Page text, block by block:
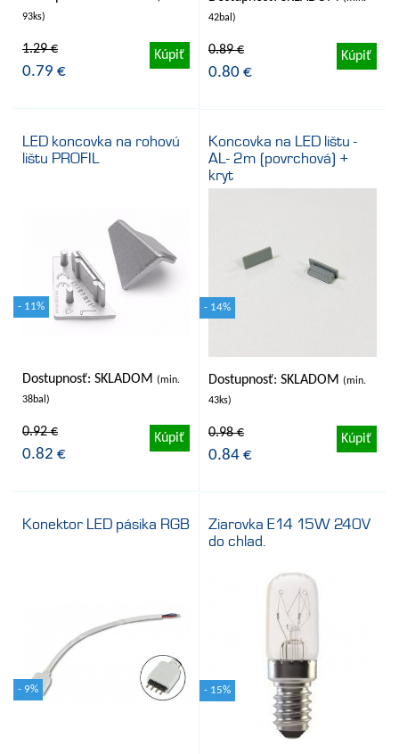
93ks)
1.29 €
0.79 €
Kúpiť
42bal)
0.89 €
0.80 €
Kúpiť
LED koncovka na rohovú
lištu PROFIL
- 11%
Dostupnosť: SKLADOM (min.
38bal)
0.92 €
0.82 €
Kúpiť
Koncovka na LED lištu -
AL- 2m (povrchová) +
kryt
- 14%
Dostupnosť: SKLADOM (min.
43ks)
0.98 €
0.84 €
Kúpiť
Konektor LED pásika RGB
- 9%
Ziarovka E14 15W 240V
do chlad.
- 15%